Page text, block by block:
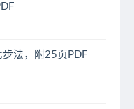
法，附25页PDF